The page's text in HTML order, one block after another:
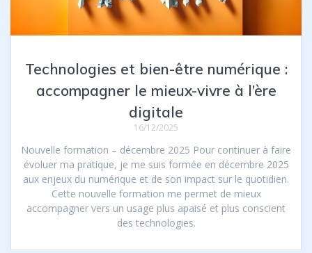
Technologies et bien-être numérique :
accompagner le mieux-vivre à l’ère
digitale
16/12/2025
Nouvelle formation – décembre 2025 Pour continuer à faire
évoluer ma pratique, je me suis formée en décembre 2025
aux enjeux du numérique et de son impact sur le quotidien.
Cette nouvelle formation me permet de mieux
accompagner vers un usage plus apaisé et plus conscient
des technologies.